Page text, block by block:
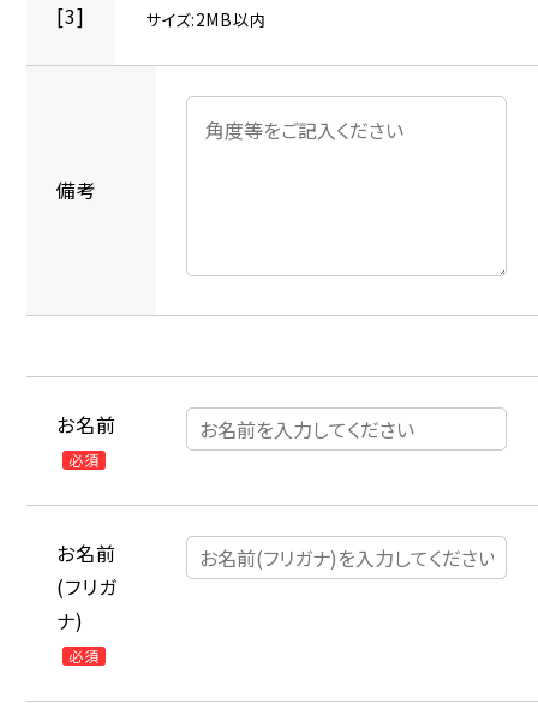
[3]
サイズ:2MB以内
備考
お名前
必須
お名前
(フリガ
ナ)
必須